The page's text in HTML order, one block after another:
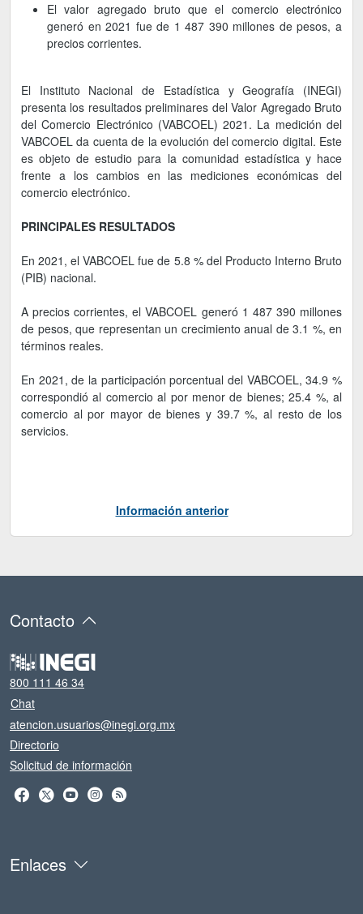
El valor agregado bruto que el comercio electrónico
generó en 2021 fue de 1 487 390 millones de pesos, a
precios corrientes.
El Instituto Nacional de Estadística y Geografía (INEGI)
presenta los resultados preliminares del Valor Agregado Bruto
del Comercio Electrónico (VABCOEL) 2021. La medición del
VABCOEL da cuenta de la evolución del comercio digital. Este
es objeto de estudio para la comunidad estadística y hace
frente a los cambios en las mediciones económicas del
comercio electrónico.
PRINCIPALES RESULTADOS
En 2021, el VABCOEL fue de 5.8 % del Producto Interno Bruto
(PIB) nacional.
A precios corrientes, el VABCOEL generó 1 487 390 millones
de pesos, que representan un crecimiento anual de 3.1 %, en
términos reales.
En 2021, de la participación porcentual del VABCOEL, 34.9 %
correspondió al comercio al por menor de bienes; 25.4 %, al
comercio al por mayor de bienes y 39.7 %, al resto de los
servicios.
Información anterior
Contacto
800 111 46 34
Chat
atencion.usuarios@inegi.org.mx
Directorio
Solicitud de información
Enlaces